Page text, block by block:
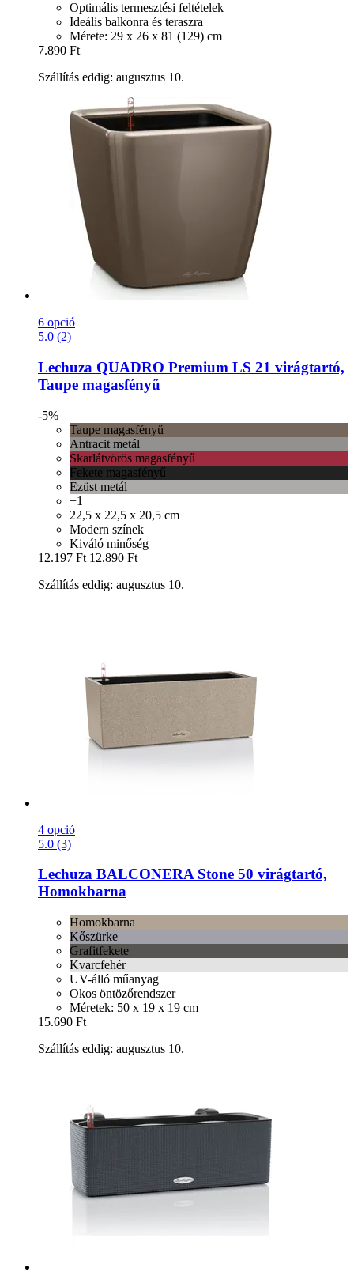
Optimális termesztési feltételek
Ideális balkonra és teraszra
Mérete: 29 x 26 x 81 (129) cm
7.890 Ft
Szállítás eddig: augusztus 10.
6 opció
5.0 (2)
Lechuza QUADRO Premium LS 21 virágtartó,
Taupe magasfényű
-5%
Taupe magasfényű
Antracit metál
Skarlátvörös magasfényű
Fekete magasfényű
Ezüst metál
+1
22,5 x 22,5 x 20,5 cm
Modern színek
Kiváló minőség
12.197 Ft 12.890 Ft
Szállítás eddig: augusztus 10.
4 opció
5.0 (3)
Lechuza BALCONERA Stone 50 virágtartó,
Homokbarna
Homokbarna
Kőszürke
Grafitfekete
Kvarcfehér
UV-álló műanyag
Okos öntözőrendszer
Méretek: 50 x 19 x 19 cm
15.690 Ft
Szállítás eddig: augusztus 10.